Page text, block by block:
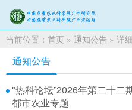
当前位置： 首页 » 通知公告 » 详细
通知公告
"热科论坛”2026年第二十
都市农业专题